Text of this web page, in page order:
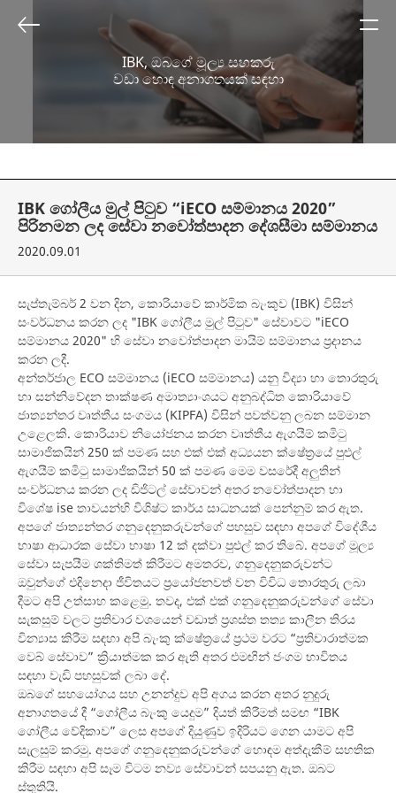
IBK, ඔබගේ මූල්‍ය සහකරු
වඩා හොඳ අනාගතයක් සඳහා
IBK ගෝලීය මුල් පිටුව “iECO සම්මානය 2020”
පිරිනමන ලද සේවා නවෝත්පාදන දේශසීමා සම්මානය
2020.09.01
සැප්තැම්බර් 2 වන දින, කොරියාවේ කාර්මික බැංකුව (IBK) විසින්
සංවර්ධනය කරන ලද "IBK ගෝලීය මුල් පිටුව" සේවාවට "iECO
සම්මානය 2020" හි සේවා නවෝත්පාදන මායිම් සම්මානය ප්‍රදානය
කරන ලදී.
අන්තර්ජාල ECO සම්මානය (iECO සම්මානය) යනු විද්‍යා හා තොරතුරු
හා සන්නිවේදන තාක්ෂණ අමාත්‍යාංශයට අනුබද්ධිත කොරියාවේ
ජාත්‍යන්තර වෘත්තීය සංගමය (KIPFA) විසින් පවත්වනු ලබන සම්මාන
උළෙලකි. කොරියාව නියෝජනය කරන වෘත්තීය ඇගයීම් කමිටු
සාමාජිකයින් 250 ක් පමණ සහ එක් එක් අධ්‍යයන ක්ෂේත්‍රයේ පුළුල්
ඇගයීම් කමිටු සාමාජිකයින් 50 ක් පමණ මෙම වසරේදී අලුතින්
සංවර්ධනය කරන ලද ඩිජිටල් සේවාවන් අතර නවෝත්පාදන හා
විශේෂ ise තාවයන්හි විශිෂ්ට කාර්ය සාධනයක් පෙන්නුම් කර ඇත.
අපගේ ජාත්‍යන්තර ගනුදෙනුකරුවන්ගේ පහසුව සඳහා අපගේ විදේශීය
භාෂා ආධාරක සේවා භාෂා 12 ක් දක්වා පුළුල් කර තිබේ. අපගේ මූල්‍ය
සේවා සැපයීම ශක්තිමත් කිරීමට අමතරව, ගනුදෙනුකරුවන්ට
ඔවුන්ගේ එදිනෙදා ජීවිතයට ප්‍රයෝජනවත් වන විවිධ තොරතුරු ලබා
දීමට අපි උත්සාහ කළෙමු. තවද, එක් එක් ගනුදෙනුකරුවන්ගේ සේවා
සැකසුම් වලට ප්‍රතිචාර වශයෙන් වඩාත් ප්‍රශස්ත තත්‍ය කාලීන තිරය
වින්‍යාස කිරීම සඳහා අපි බැංකු ක්ෂේත්‍රයේ ප්‍රථම වරට “ප්‍රතිචාරාත්මක
වෙබ් සේවාව” ක්‍රියාත්මක කර ඇති අතර එමඟින් ජංගම භාවිතය
සඳහා වැඩි පහසුවක් ලබා දේ.
ඔබගේ සහයෝගය සහ උනන්දුව අපි අගය කරන අතර නුදුරු
අනාගතයේ දී “ගෝලීය බැංකු යෙදුම” දියත් කිරීමත් සමඟ “IBK
ගෝලීය වේදිකාව” ලෙස අපගේ දියුණුව ඉදිරියට ගෙන යාමට අපි
සැලසුම් කරමු. අපගේ ගනුදෙනුකරුවන්ගේ හොඳම අත්දැකීම් සහතික
කිරීම සඳහා අපි සෑම විටම නව්‍ය සේවාවන් සපයනු ඇත. ඔබට
ස්තුතියි.